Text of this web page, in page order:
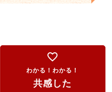
favorite_border
わかる！わかる！
共感した